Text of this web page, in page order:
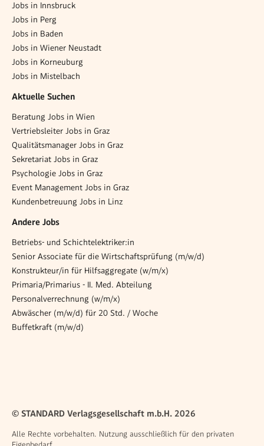
Jobs in Innsbruck
Jobs in Perg
Jobs in Baden
Jobs in Wiener Neustadt
Jobs in Korneuburg
Jobs in Mistelbach
Aktuelle Suchen
Beratung Jobs in Wien
Vertriebsleiter Jobs in Graz
Qualitätsmanager Jobs in Graz
Sekretariat Jobs in Graz
Psychologie Jobs in Graz
Event Management Jobs in Graz
Kundenbetreuung Jobs in Linz
Andere Jobs
Betriebs- und Schichtelektriker:in
Senior Associate für die Wirtschaftsprüfung (m/w/d)
Konstrukteur/in für Hilfsaggregate (w/m/x)
Primaria/Primarius - II. Med. Abteilung
Personalverrechnung (w/m/x)
Abwäscher (m/w/d) für 20 Std. / Woche
Buffetkraft (m/w/d)
© STANDARD Verlagsgesellschaft m.b.H. 2026
Alle Rechte vorbehalten. Nutzung ausschließlich für den privaten